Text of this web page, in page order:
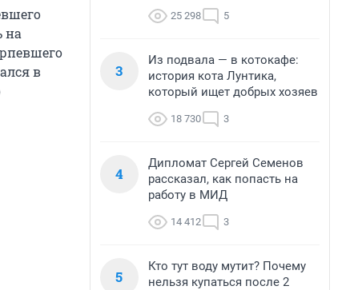
на
в
25 298 5
3
Из подвала — в котокафе:
история кота Лунтика,
который ищет добрых хозяев
18 730 3
4
Дипломат Сергей Семенов
рассказал, как попасть на
работу в МИД
14 412 3
5
Кто тут воду мутит? Почему
нельзя купаться после 2